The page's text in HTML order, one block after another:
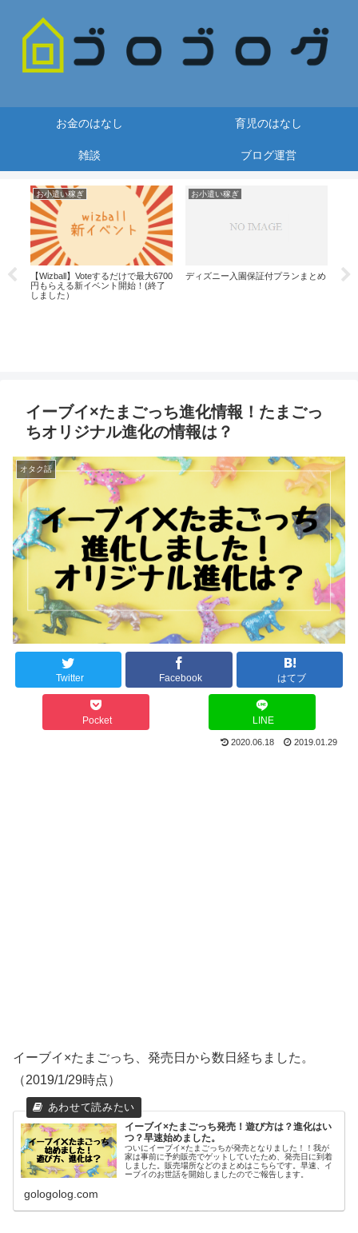
お金のはなし 育児のはなし
雑談 ブログ運営
方
お小遣い稼ぎ
【Wizball】Voteするだけで最大6700
円もらえる新イベント開始！(終了
しました）
お小遣い稼ぎ
ディズニー入園保証付プランまとめ
イーブイ×たまごっち進化情報！たまごっ
ちオリジナル進化の情報は？
オタク話
Twitter Facebook はてブ
Pocket LINE
2020.06.18 2019.01.29
イーブイ×たまごっち、発売日から数日経ちました。
（2019/1/29時点）
イーブイ×たまごっち発売！遊び方は？進化はい
つ？早速始めました。
ついにイーブイ×たまごっちが発売となりました！！我が
家は事前に予約販売でゲットしていたため、発売日に到着
しました。販売場所などのまとめはこちらです。早速、イ
ーブイのお世話を開始しましたのでご報告します。
gologolog.com